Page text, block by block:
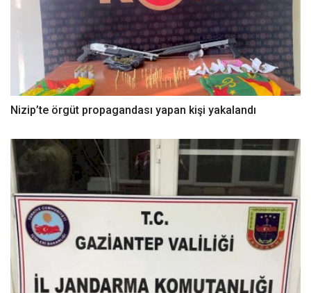
Nizip’te örgüt propagandası yapan kişi yakalandı